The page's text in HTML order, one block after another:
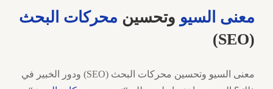
معنى السيو وتحسين محركات البحث
(SEO)
معنى السيو وتحسين محركات البحث (SEO) ودور الخبير في